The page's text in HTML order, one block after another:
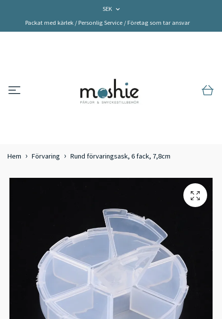
SEK
Packat med kärlek / Personlig Service / Företag som tar ansvar
Hem Förvaring Rund förvaringsask, 6 fack, 7,8cm